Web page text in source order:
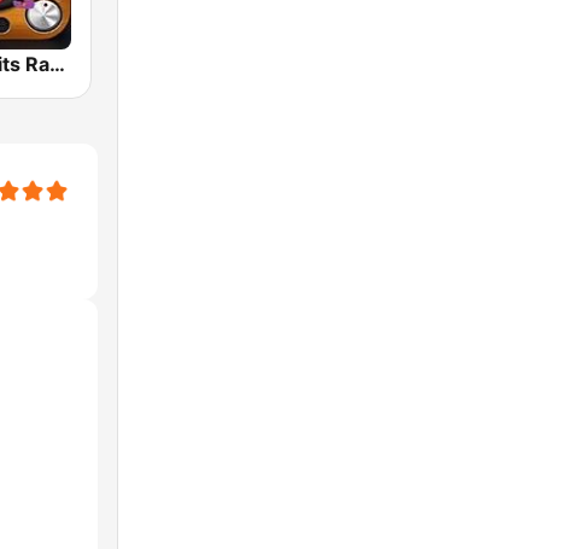
80s 90s Hits Radio